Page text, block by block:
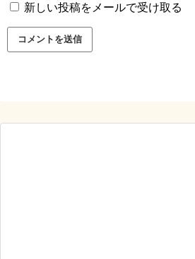
新しい投稿をメールで受け取る